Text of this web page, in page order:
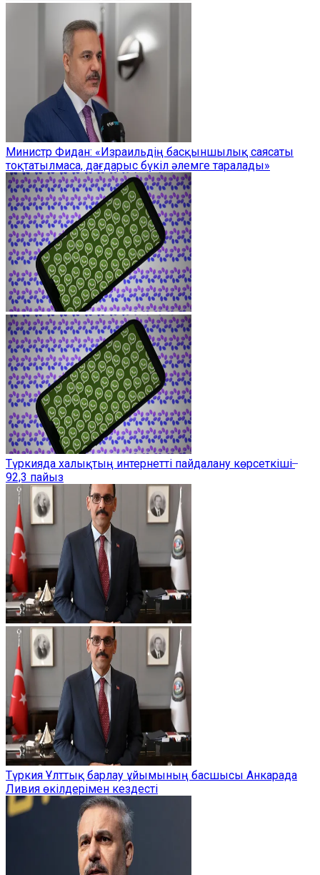
Министр Фидан: «Израильдің басқыншылық саясаты
тоқтатылмаса, дағдарыс бүкіл әлемге таралады»
Түркияда халықтың интернетті пайдалану көрсеткіші ̶
92,3 пайыз
Түркия Ұлттық барлау ұйымының басшысы Анкарада
Ливия өкілдерімен кездесті